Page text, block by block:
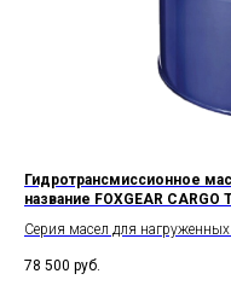
Гидротрансмиссионное
название FOXGEAR CARGO
Серия масел для
78 500 руб.